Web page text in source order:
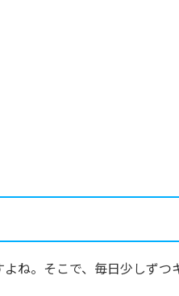
ね。そこで、毎日少しずつ